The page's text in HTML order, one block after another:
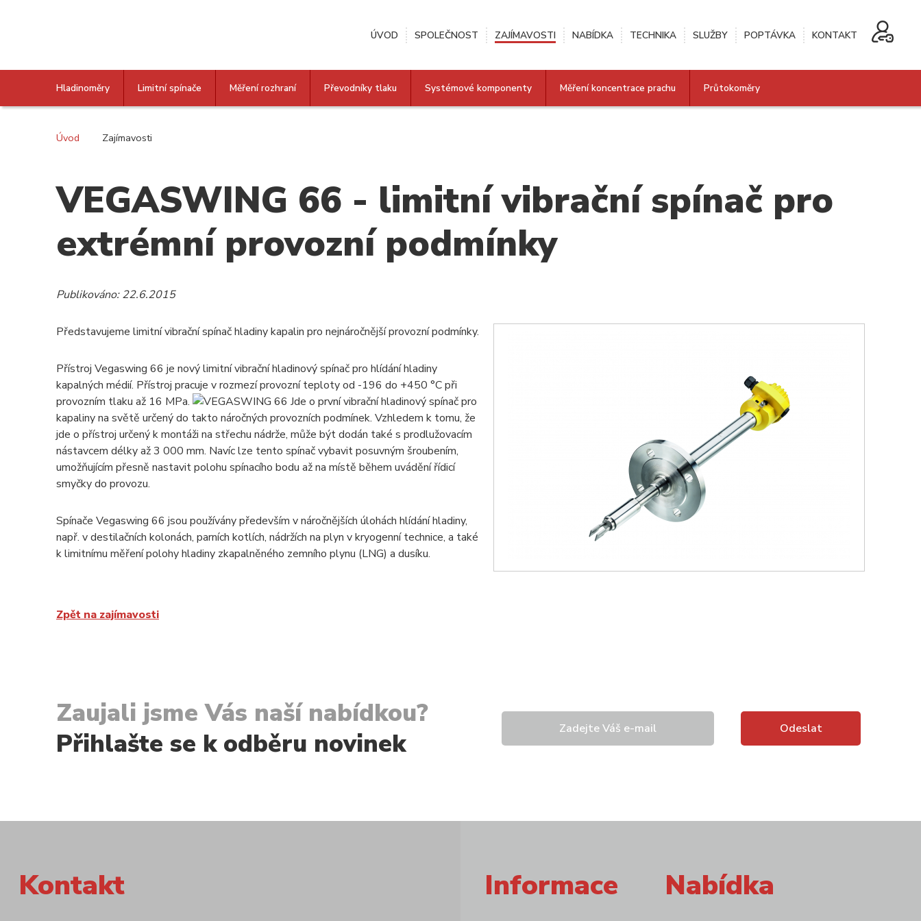
ÚVOD SPOLEČNOST ZAJÍMAVOSTI NABÍDKA TECHNIKA SLUŽBY POPTÁVKA KONTAKT
Hladinoměry Limitní spínače Měření rozhraní Převodníky tlaku Systémové komponenty Měření koncentrace prachu Průtokoměry
Úvod Zajímavosti
VEGASWING 66 - limitní vibrační spínač pro
extrémní provozní podmínky
Publikováno: 22.6.2015
Představujeme limitní vibrační spínač hladiny kapalin pro nejnáročnější provozní podmínky.
Přístroj Vegaswing 66 je nový limitní vibrační hladinový spínač pro hlídání hladiny
kapalných médií. Přístroj pracuje v rozmezí provozní teploty od -196 do +450 °C při
provozním tlaku až 16 MPa.
Jde o první vibrační hladinový spínač pro
kapaliny na světě určený do takto náročných provozních podmínek. Vzhledem k tomu, že
jde o přístroj určený k montáži na střechu nádrže, může být dodán také s prodlužovacím
nástavcem délky až 3 000 mm. Navíc lze tento spínač vybavit posuvným šroubením,
umožňujícím přesně nastavit polohu spínacího bodu až na místě během uvádění řídicí
smyčky do provozu.
Spínače Vegaswing 66 jsou používány především v náročnějších úlohách hlídání hladiny,
např. v destilačních kolonách, parních kotlích, nádržích na plyn v kryogenní technice, a také
k limitnímu měření polohy hladiny zkapalněného zemního plynu (LNG) a dusíku.
Zpět na zajímavosti
Zaujali jsme Vás naší nabídkou?
Přihlašte se k odběru novinek
Kontakt Informace Nabídka